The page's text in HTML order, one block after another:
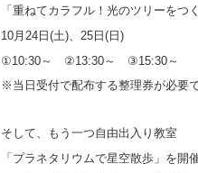
「重ねてカラフル！光のツリーをつ
10月24日(土)、25日(日)
①10:30～ ②13:30～ ③15:30～
※当日受付で配布する整理券が必要
そして、もう一つ自由出入り教室
「プラネタリウムで星空散歩」を開